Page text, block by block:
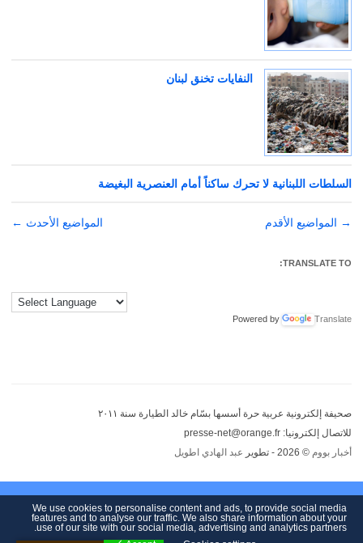
النفايات تخنق لبنان
السلطات اللبنانية لا تحرك ساكناً أمام العنصرية البغيضة
تصفّح
→ المواضيع الأقدم المواضيع الأحدث ←
TRANSLATE TO:
Powered by Translate
صحيفة إلكترونية عربية حرة أسسها بسّام خالد الطيارة سنة ٢٠١١
للاتصال إلكترونيا: presse-net@orange.fr
أخبار بووم © 2026 - تطوير عبد الهادي اطويل
We use cookies to personalise content and ads, to provide social media
features and to analyse our traffic. We also share information about your
use of our site with our social media, advertising and analytics partners.